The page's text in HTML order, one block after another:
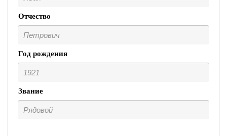
Отчество
Год рождения
Звание